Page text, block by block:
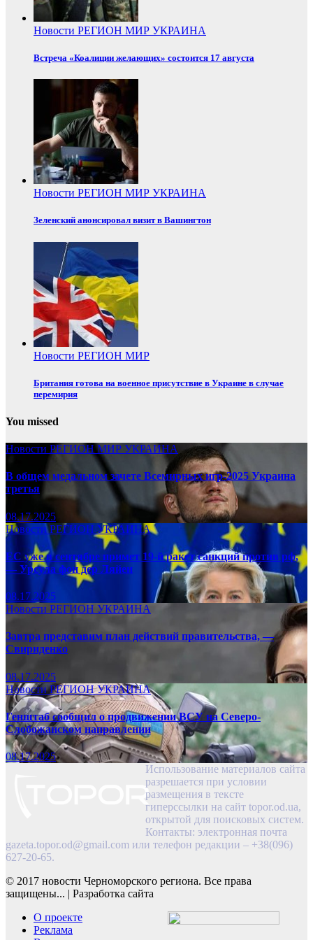
Новости РЕГИОН МИР УКРАИНА
Встреча «Коалиции желающих» состоится 17 августа
Новости РЕГИОН МИР УКРАИНА
Зеленский анонсировал визит в Вашингтон
Новости РЕГИОН МИР
Британия готова на военное присутствие в Украине в случае
перемирия
You missed
Новости РЕГИОНМИР УКРАИНА
В общем медальном зачете Всемирных игр-2025 Украина
третья
08.17.2025
НовостиРЕГИОНУКРАИНА
ЕС уже в сентябре примет 19-й ракет санкций против рф,
— Урсула фон дер Ляйен
08.17.2025
Новости РЕГИОН УКРАИНА
Завтра представим план действий правительства, —
Свириденко
08.17.2025
НовостиРЕГИОНУКРАИНА
Генштаб сообщил о продвижении ВСУ на Северо-
Слобожанском направлении
08.17.2025
Использование материалов сайта
разрешается при условии
размещения в тексте
гиперссылки на сайт topor.od.ua,
открытой для поисковых систем.
Контакты: электронная почта
gazeta.topor.od@gmail.com или телефон редакции – +38(096)
627-20-65.
© 2017 новости Черноморского региона. Все права
защищены... | Разработка сайта
О проекте
Реклама